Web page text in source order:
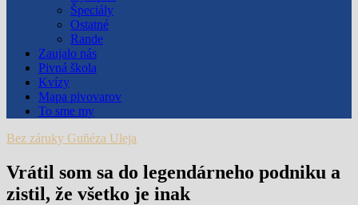
Špeciály
Ostatné
Rande
Zaujalo nás
Pivná škola
Kvízy
Mapa pivovarov
To sme my
Bez záruky Guñéza Uleja
Vrátil som sa do legendárneho podniku a
zistil, že všetko je inak